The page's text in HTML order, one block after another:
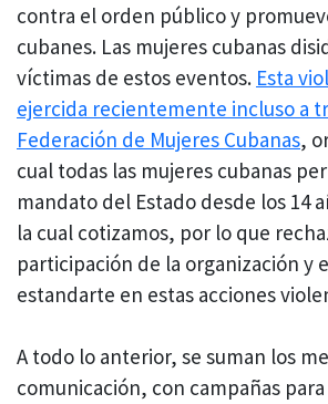
contra el orden público y
cubanes. Las mujeres cubanas
víctimas de estos eventos. Esta
ejercida recientemente incluso a
Federación de Mujeres Cubanas,
cual todas las mujeres cubanas
mandato del Estado desde los 14
la cual cotizamos, por lo que
participación de la organización y
estandarte en estas acciones
A todo lo anterior, se suman los
comunicación, con campañas